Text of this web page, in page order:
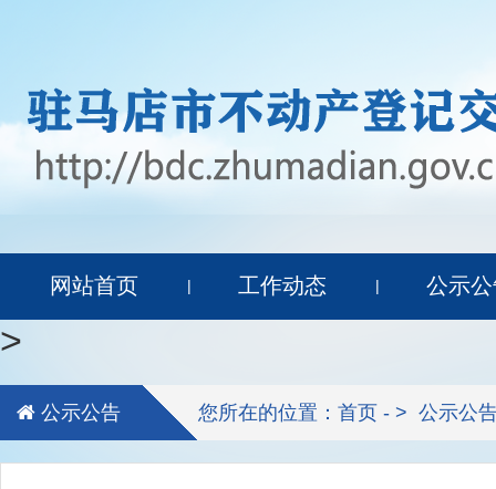
网站首页 | 工作动态 | 公示
>
公示公告 您所在的位置：首页 - > 公示公